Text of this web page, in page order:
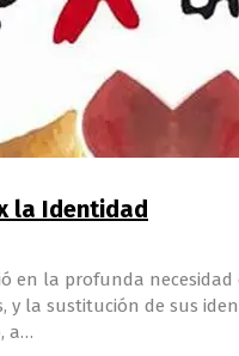
la Identidad
en la profunda
y la sustitución de sus
a…